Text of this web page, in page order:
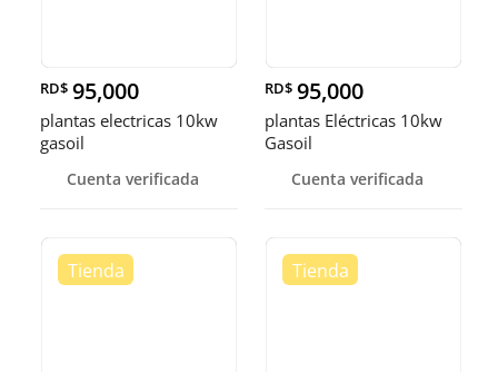
RD$ 95,000
plantas electricas 10kw
gasoil
Cuenta verificada
RD$ 95,000
plantas Eléctricas 10kw
Gasoil
Cuenta verificada